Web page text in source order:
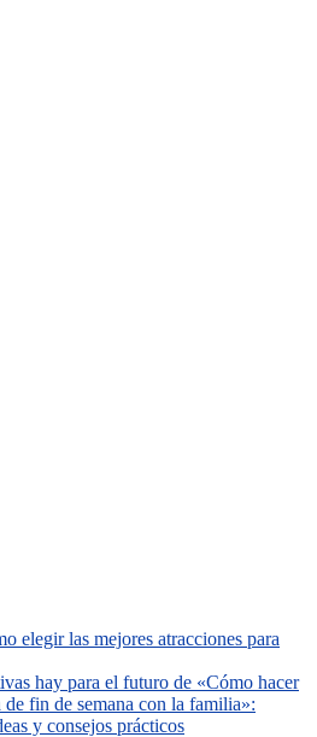
elegir las mejores atracciones para
hay para el futuro de «Cómo hacer
de fin de semana con la familia»:
y consejos prácticos